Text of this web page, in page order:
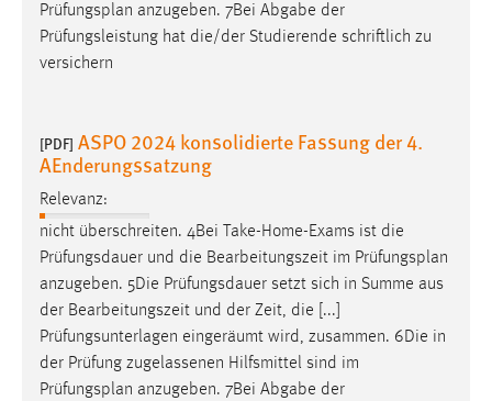
Prüfungsplan anzugeben. 7Bei Abgabe der
Prüfungsleistung hat die/der Studierende schriftlich zu
versichern
[PDF] ASPO 2024 konsolidierte Fassung der 4.
AEnderungssatzung
Relevanz:
nicht überschreiten. 4Bei Take-Home-Exams ist die
Prüfungsdauer und die Bearbeitungszeit im Prüfungsplan
anzugeben. 5Die Prüfungsdauer setzt sich in Summe aus
der Bearbeitungszeit und der Zeit, die [...]
Prüfungsunterlagen eingeräumt wird, zusammen. 6Die in
der Prüfung zugelassenen Hilfsmittel sind im
Prüfungsplan anzugeben. 7Bei Abgabe der
Sprachpräferenz
Name:
Zweck:
Das Cookie speichert die gewählte Sprache der Website.
Cookie Laufzeit:
Chat
Name:
chat-frame-style-5e9dbeb1811c0446